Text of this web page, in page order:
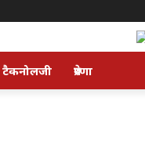
टैकनोलजी प्रेरणा